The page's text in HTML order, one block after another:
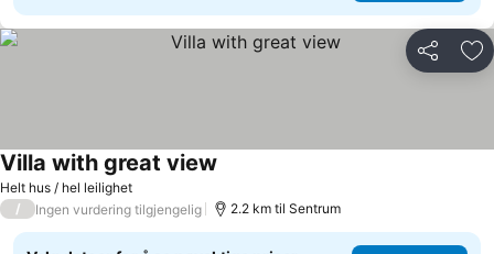
Del
Helt hus / hel leilighet
Villa with great view
/ Ingen vurdering tilgjengelig 2.2 km til Sentrum